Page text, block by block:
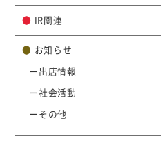
● IR関連
● お知らせ
出店情報
社会活動
その他